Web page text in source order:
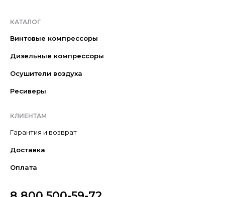
КАТАЛОГ
Винтовые компрессоры
Дизельные компрессоры
Осушители воздуха
Ресиверы
КЛИЕНТАМ
Гарантия и возврат
Доставка
Оплата